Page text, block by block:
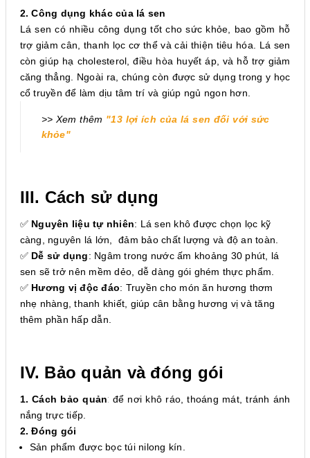
2. Công dụng khác của lá sen
Lá sen có nhiều công dụng tốt cho sức khỏe, bao gồm hỗ
trợ giảm cân, thanh lọc cơ thể và cải thiện tiêu hóa. Lá sen
còn giúp hạ cholesterol, điều hòa huyết áp, và hỗ trợ giảm
căng thẳng. Ngoài ra, chúng còn được sử dụng trong y học
cổ truyền để làm dịu tâm trí và giúp ngủ ngon hơn.
>> Xem thêm "13 lợi ích của lá sen đối với sức
khỏe"
III. Cách sử dụng
✅ Nguyên liệu tự nhiên: Lá sen khô được chọn lọc kỹ
càng, nguyên lá lớn, đảm bảo chất lượng và độ an toàn.
✅ Dễ sử dụng: Ngâm trong nước ấm khoảng 30 phút, lá
sen sẽ trở nên mềm dẻo, dễ dàng gói ghém thực phẩm.
✅ Hương vị độc đáo: Truyền cho món ăn hương thơm
nhẹ nhàng, thanh khiết, giúp cân bằng hương vị và tăng
thêm phần hấp dẫn.
IV. Bảo quản và đóng gói
1. Cách bảo quản: để nơi khô ráo, thoáng mát, tránh ánh
nắng trực tiếp.
2. Đóng gói
Sản phẩm được bọc túi nilong kín.